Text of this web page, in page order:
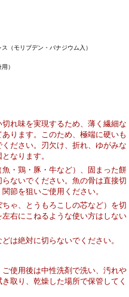
ス（モリブデン・バナジウム入）
）
れ味を実現するため、薄く繊細な
ります。このため、極端に硬いも
ださい。刃欠け、折れ、ゆがみな
なります。
魚・鶏・豚・牛など）、固まった餅
ないでください。魚の骨は直接切
節を狙いご使用ください。
ゃ、とうもろこしの芯など）を切
左右にこねるような使い方はしない
は絶対に切らないでください。
使用後は中性洗剤で洗い、汚れや
取り、乾燥した場所で保管してく